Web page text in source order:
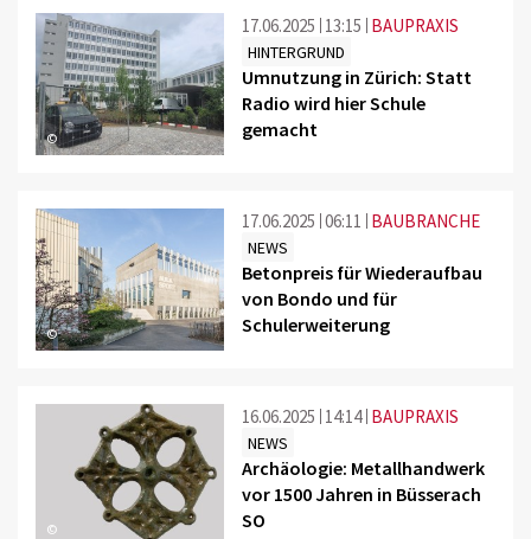
©
17.06.2025 13:15 BAUPRAXIS
HINTERGRUND
Umnutzung in Zürich: Statt
Radio wird hier Schule
gemacht
©
17.06.2025 06:11 BAUBRANCHE
NEWS
Betonpreis für Wiederaufbau
von Bondo und für
Schulerweiterung
©
16.06.2025 14:14 BAUPRAXIS
NEWS
Archäologie: Metallhandwerk
vor 1500 Jahren in Büsserach
SO